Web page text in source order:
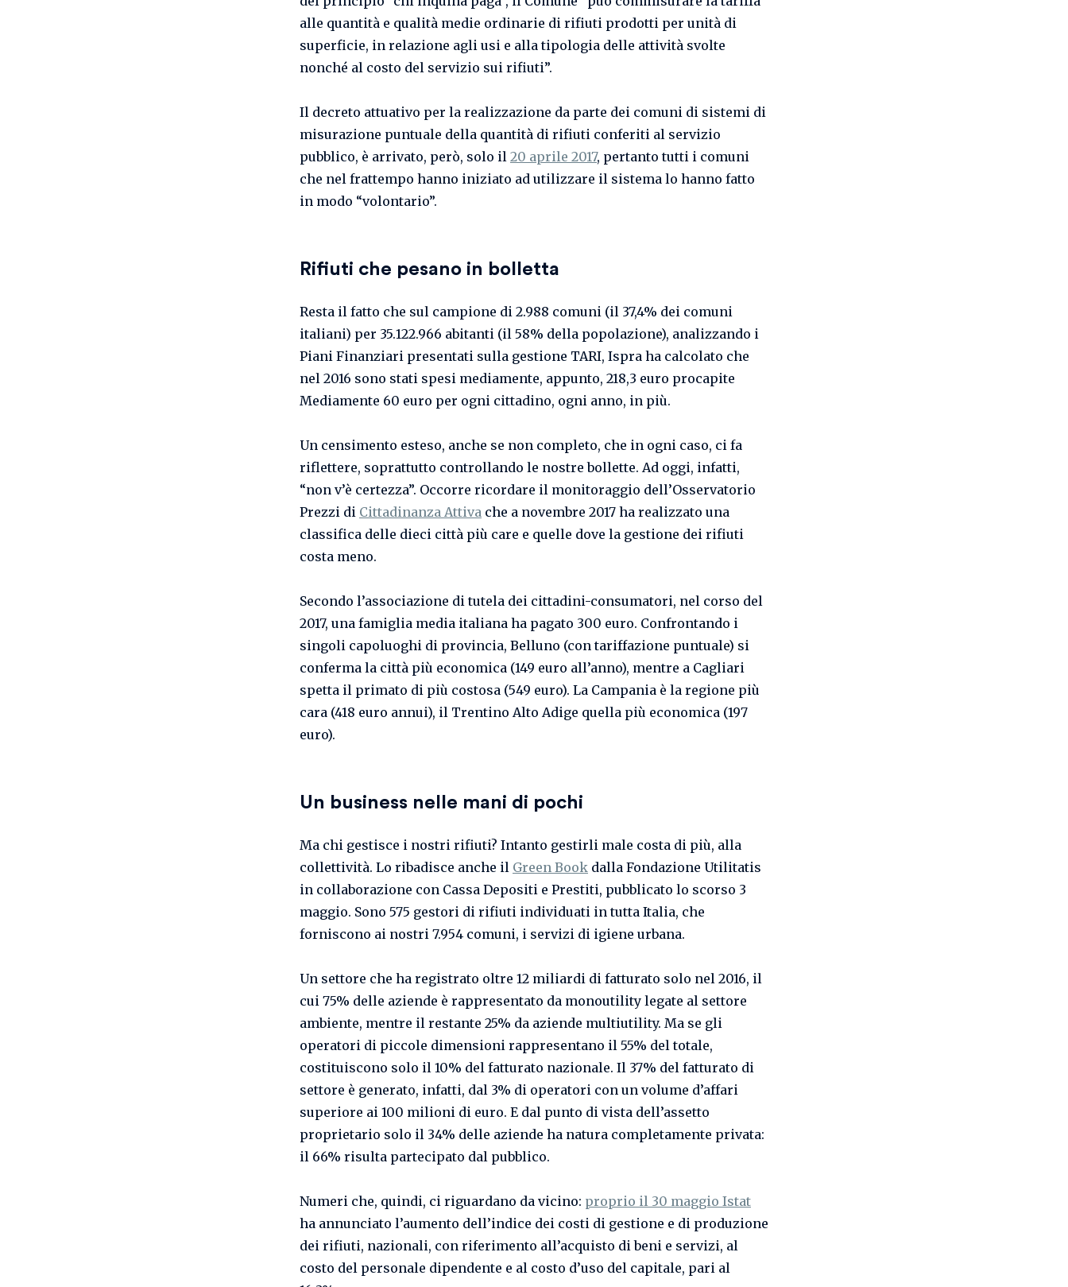
alle quantità e qualità medie ordinarie di rifiuti prodotti per unità di
superficie, in relazione agli usi e alla tipologia delle attività svolte
nonché al costo del servizio sui rifiuti”.
Il decreto attuativo per la realizzazione da parte dei comuni di sistemi di
misurazione puntuale della quantità di rifiuti conferiti al servizio
pubblico, è arrivato, però, solo il 20 aprile 2017, pertanto tutti i comuni
che nel frattempo hanno iniziato ad utilizzare il sistema lo hanno fatto
in modo “volontario”.
Rifiuti che pesano in bolletta
Resta il fatto che sul campione di 2.988 comuni (il 37,4% dei comuni
italiani) per 35.122.966 abitanti (il 58% della popolazione), analizzando i
Piani Finanziari presentati sulla gestione TARI, Ispra ha calcolato che
nel 2016 sono stati spesi mediamente, appunto, 218,3 euro procapite
Mediamente 60 euro per ogni cittadino, ogni anno, in più.
Un censimento esteso, anche se non completo, che in ogni caso, ci fa
riflettere, soprattutto controllando le nostre bollette. Ad oggi, infatti,
“non v’è certezza”. Occorre ricordare il monitoraggio dell’Osservatorio
Prezzi di Cittadinanza Attiva che a novembre 2017 ha realizzato una
classifica delle dieci città più care e quelle dove la gestione dei rifiuti
costa meno.
Secondo l’associazione di tutela dei cittadini-consumatori, nel corso del
2017, una famiglia media italiana ha pagato 300 euro. Confrontando i
singoli capoluoghi di provincia, Belluno (con tariffazione puntuale) si
conferma la città più economica (149 euro all’anno), mentre a Cagliari
spetta il primato di più costosa (549 euro). La Campania è la regione più
cara (418 euro annui), il Trentino Alto Adige quella più economica (197
euro).
Un business nelle mani di pochi
Ma chi gestisce i nostri rifiuti? Intanto gestirli male costa di più, alla
collettività. Lo ribadisce anche il Green Book dalla Fondazione Utilitatis
in collaborazione con Cassa Depositi e Prestiti, pubblicato lo scorso 3
maggio. Sono 575 gestori di rifiuti individuati in tutta Italia, che
forniscono ai nostri 7.954 comuni, i servizi di igiene urbana.
Un settore che ha registrato oltre 12 miliardi di fatturato solo nel 2016, il
cui 75% delle aziende è rappresentato da monoutility legate al settore
ambiente, mentre il restante 25% da aziende multiutility. Ma se gli
operatori di piccole dimensioni rappresentano il 55% del totale,
costituiscono solo il 10% del fatturato nazionale. Il 37% del fatturato di
settore è generato, infatti, dal 3% di operatori con un volume d’affari
superiore ai 100 milioni di euro. E dal punto di vista dell’assetto
proprietario solo il 34% delle aziende ha natura completamente privata:
il 66% risulta partecipato dal pubblico.
Numeri che, quindi, ci riguardano da vicino: proprio il 30 maggio Istat
ha annunciato l’aumento dell’indice dei costi di gestione e di produzione
dei rifiuti, nazionali, con riferimento all’acquisto di beni e servizi, al
costo del personale dipendente e al costo d’uso del capitale, pari al